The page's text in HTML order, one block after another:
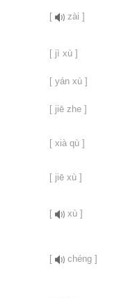
[ zài ]
[ jì xù ]
[ yán xù ]
[ jiē zhe ]
[ xià qù ]
[ jiē xù ]
[ xù ]
[ chéng ]